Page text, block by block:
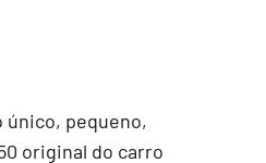
pequeno,
original do carro